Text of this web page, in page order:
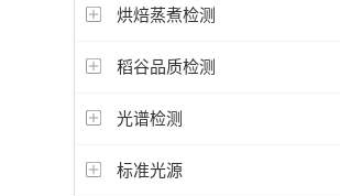
烘焙蒸煮检测
稻谷品质检测
光谱检测
标准光源